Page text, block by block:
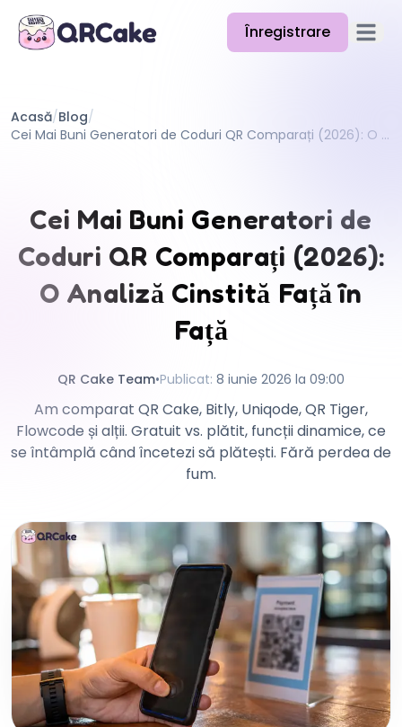
Înregistrare
Prețuri
Documentație
Ajutor
API
Acasă/Blog/
Cei Mai Buni Generatori de Coduri QR Comparați (2026): O Analiză Cinstită Față în Față
Cei Mai Buni Generatori de
Coduri QR Comparați (2026):
O Analiză Cinstită Față în
Față
QR Cake Team•Publicat: 8 iunie 2026 la 09:00
Am comparat QR Cake, Bitly, Uniqode, QR Tiger,
Flowcode și alții. Gratuit vs. plătit, funcții dinamice, ce
se întâmplă când încetezi să plătești. Fără perdea de
fum.